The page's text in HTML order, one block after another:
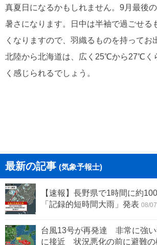
真夏日になるかもしれません。9月最後
暑さになります。日中は半袖で過ごせる
くなりますので、羽織るものを持ってお
北陸から北海道は、広く25℃から27℃く
く感じられるでしょう。
最新の記事 (気象予報士)
【速報】長野県で1時間に約
「記録的短時間大雨」発表 08/
台風13号が再発達 非常に強
に接近 状況悪化の前に避難の